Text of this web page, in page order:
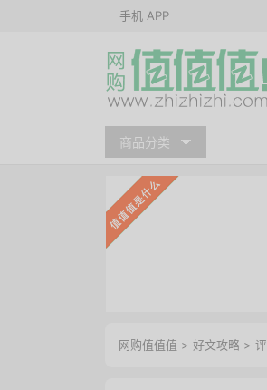
手机 APP
商品分类
网购值值值 > 好文攻略 >